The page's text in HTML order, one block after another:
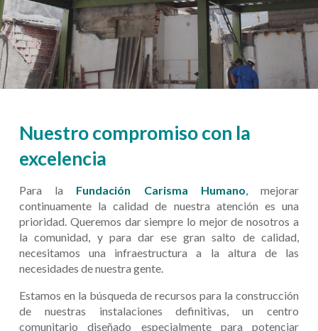
Nuestro compromiso con la
excelencia
Para la Fundación Carisma Humano,mejorar
continuamente la calidad de nuestra atención es una
prioridad. Queremos dar siempre lo mejor de nosotros a
la comunidad, y para dar ese gran salto de calidad,
necesitamos una infraestructura a la altura de las
necesidades de nuestra gente.
Estamos en la búsqueda de recursos para la construcción
de nuestras instalaciones definitivas, un centro
comunitario diseñado especialmente para potenciar